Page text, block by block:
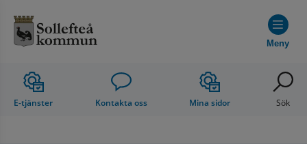
Meny
E-tjänster Kontakta oss Mina sidor Sök